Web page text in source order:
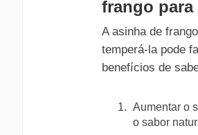
frango
A asinha de
temperá-la pode
benefícios de
Aumentar o
o sabor